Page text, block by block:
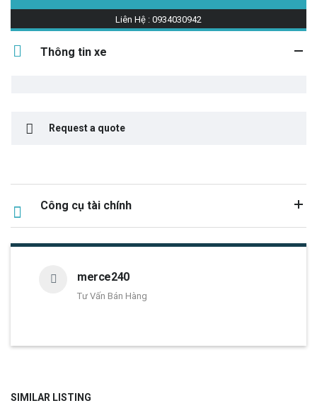
Liên Hệ : 0934030942
Thông tin xe
Request a quote
Công cụ tài chính
merce240
Tư Vấn Bán Hàng
SIMILAR LISTING